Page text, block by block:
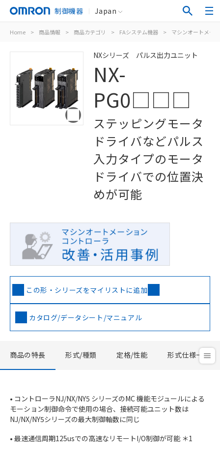
制御機器 Japan
Home > 商品情報 > 商品カテゴリ > FAシステム機器 > マシンオートメー
NXシリーズ パルス出力ユニット
NX-
PG0□□□
ステッピングモータ
ドライバなどパルス
入力タイプのモータ
ドライバでの位置決
めが可能
この形・シリーズをマイリストに追加
カタログ/データシート/マニュアル
商品の特長 形式/種類 定格/性能 形式仕様一覧
• コントローラNJ/NX/NY5 シリーズのMC 機能モジュールによる
モーション制御命令で使用の場合、接続可能ユニット数は
NJ/NX/NY5シリーズの最大制御軸数に同じ
• 最速通信周期125usでの高速なリモートI/O制御が可能 ＊1